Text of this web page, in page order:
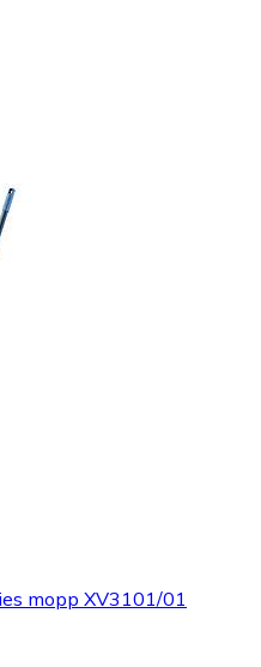
mopp XV3101/01